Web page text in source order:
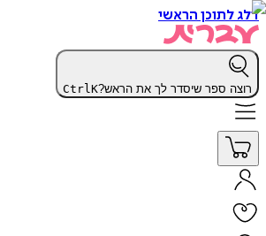
דלג לתוכן הראשי
רוצה ספר שיסדר לך את הראש? CtrlK